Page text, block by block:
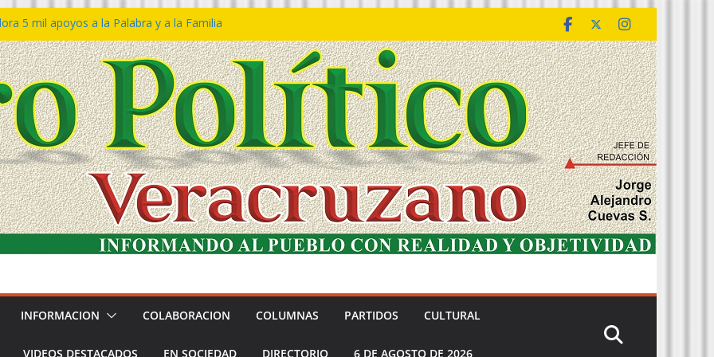
5 mil apoyos a la Palabra y a la Familia
Declaraciones de Procedencia en contra
𝙂𝙤𝙗𝙞𝙚𝙧𝙣𝙤 𝙙𝙚𝙡 𝙀𝙨𝙩𝙖𝙙𝙤 𝙖 𝙙𝙞𝙨𝙛𝙧𝙪𝙩𝙖𝙧
𝙙𝙚𝙡 𝙈𝙖𝙧 𝙚𝙣 𝘾𝙤𝙖𝙩𝙯𝙖𝙘𝙤𝙖𝙡𝙘𝙤𝙨
de policías con vocación de servicio y
SSP
rechaza acusaciones y asegura que
solicitud de desafuero
INFORMACION COLABORACION COLUMNAS PARTIDOS CULTURAL
VIDEOS DESTACADOS EN SOCIEDAD DIRECTORIO 6 DE AGOSTO DE 2026